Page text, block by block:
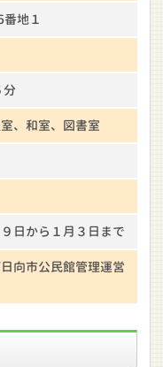
地１
分
、和室、図書室
日から１月３日まで
向市公民館管理運営